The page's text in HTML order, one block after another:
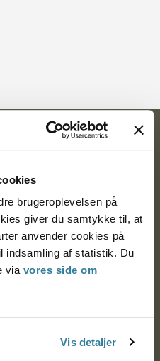
brugeroplevelsen på
giver du samtykke til, at
anvender cookies på
indsamling af statistik. Du
via vores side om
Vis detaljer